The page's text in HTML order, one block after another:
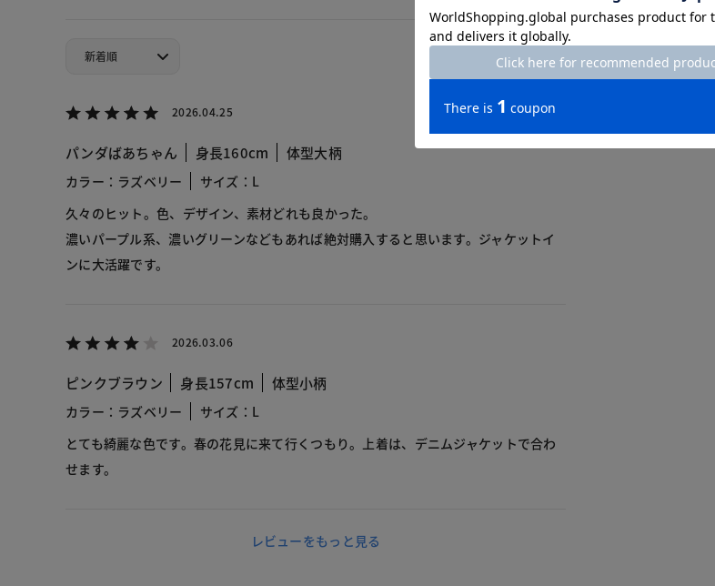
2026.04.25
パンダばあちゃん 身長160cm 体型大柄
カラー：ラズベリー
サイズ：L
久々のヒット。色、デザイン、素材どれも良かった。
濃いパープル系、濃いグリーンなどもあれば絶対購入すると思います。ジャケットイ
ンに大活躍です。
2026.03.06
ピンクブラウン 身長157cm 体型小柄
カラー：ラズベリー
サイズ：L
とても綺麗な色です。春の花見に来て行くつもり。上着は、デニムジャケットで合わ
せます。
レビューをもっと見る